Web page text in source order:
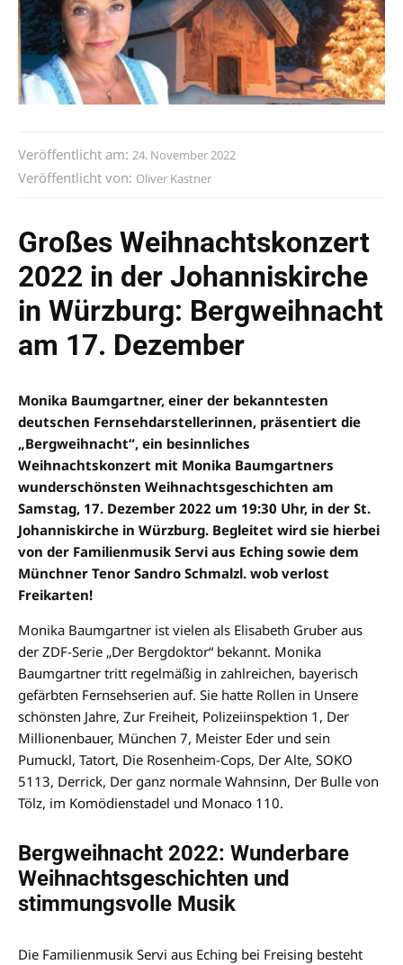
Veröffentlicht am: 24. November 2022
Veröffentlicht von: Oliver Kastner
Großes Weihnachtskonzert
2022 in der Johanniskirche
in Würzburg: Bergweihnacht
am 17. Dezember
Monika Baumgartner, einer der bekanntesten
deutschen Fernsehdarstellerinnen, präsentiert die
„Bergweihnacht“, ein besinnliches
Weihnachtskonzert mit Monika Baumgartners
wunderschönsten Weihnachtsgeschichten am
Samstag, 17. Dezember 2022 um 19:30 Uhr, in der St.
Johanniskirche in Würzburg. Begleitet wird sie hierbei
von der Familienmusik Servi aus Eching sowie dem
Münchner Tenor Sandro Schmalzl. wob verlost
Freikarten!
Monika Baumgartner ist vielen als Elisabeth Gruber aus
der ZDF-Serie „Der Bergdoktor“ bekannt. Monika
Baumgartner tritt regelmäßig in zahlreichen, bayerisch
gefärbten Fernsehserien auf. Sie hatte Rollen in Unsere
schönsten Jahre, Zur Freiheit, Polizeiinspektion 1, Der
Millionenbauer, München 7, Meister Eder und sein
Pumuckl, Tatort, Die Rosenheim-Cops, Der Alte, SOKO
5113, Derrick, Der ganz normale Wahnsinn, Der Bulle von
Tölz, im Komödienstadel und Monaco 110.
Bergweihnacht 2022: Wunderbare
Weihnachtsgeschichten und
stimmungsvolle Musik
Die Familienmusik Servi aus Eching bei Freising besteht